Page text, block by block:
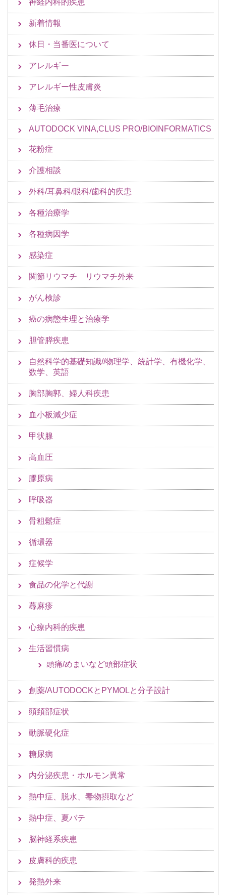
神経内科的疾患
新着情報
休日・当番医について
アレルギー
アレルギー性皮膚炎
薄毛治療
AUTODOCK VINA,CLUS PRO/BIOINFORMATICS
花粉症
介護相談
外科/耳鼻科/眼科/歯科的疾患
各種治療学
各種病因学
感染症
関節リウマチ リウマチ外来
がん検診
癌の病態生理と治療学
胆管膵疾患
自然科学的基礎知識//物理学、統計学、有機化学、
数学、英語
胸部胸郭、婦人科疾患
血小板減少症
甲状腺
高血圧
膠原病
呼吸器
骨粗鬆症
循環器
症候学
食品の化学と代謝
蕁麻疹
心療内科的疾患
生活習慣病
頭痛/めまいなど頭部症状
創薬/AUTODOCKとPYMOLと分子設計
頭頚部症状
動脈硬化症
糖尿病
内分泌疾患・ホルモン異常
熱中症、脱水、毒物摂取など
熱中症、夏バテ
脳神経系疾患
皮膚科的疾患
発熱外来